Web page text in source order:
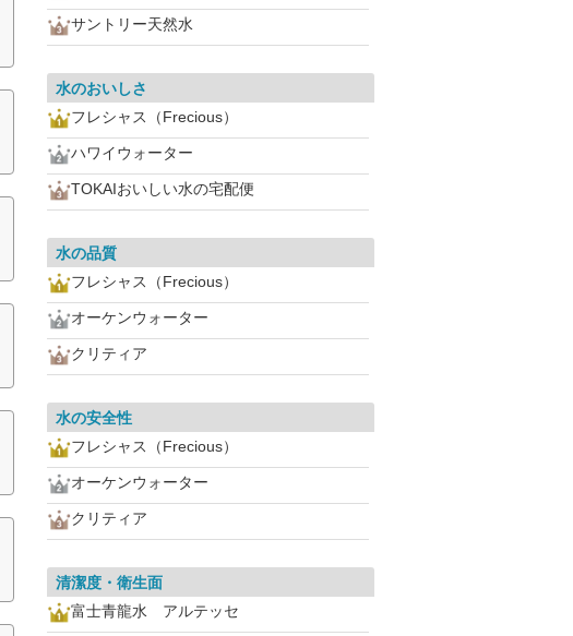
サントリー天然水
水のおいしさ
フレシャス（Frecious）
ハワイウォーター
TOKAIおいしい水の宅配便
水の品質
フレシャス（Frecious）
オーケンウォーター
クリティア
水の安全性
フレシャス（Frecious）
オーケンウォーター
クリティア
清潔度・衛生面
富士青龍水 アルテッセ